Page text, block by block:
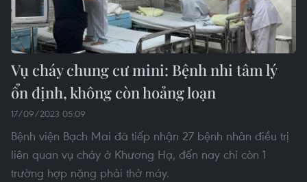
Vụ cháy chung cư mini: Bệnh nhi tâm lý
ổn định, không còn hoảng loạn
17/09/2023 05:09
Bệnh viện Bạch Mai đã tiếp nhận 27 bệnh nhân điều trị
liên quan vụ cháy ở Khương Hạ, đến nay chỉ còn 1
trường hợp nặng phải thở máy.